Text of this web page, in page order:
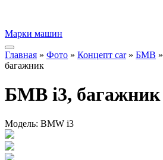
Марки машин
Главная » Фото » Концепт car» БМВ »
багажник
БМВ i3, багажник
Модель: BMW i3